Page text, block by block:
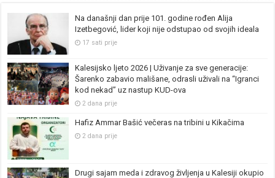
Na današnji dan prije 101. godine rođen Alija
Izetbegović, lider koji nije odstupao od svojih ideala
17 sati prije
Kalesijsko ljeto 2026 | Uživanje za sve generacije:
Šarenko zabavio mališane, odrasli uživali na “Igranci
kod nekad” uz nastup KUD-ova
2 dana prije
Hafiz Ammar Bašić večeras na tribini u Kikačima
2 dana prije
Drugi sajam meda i zdravog življenja u Kalesiji okupio